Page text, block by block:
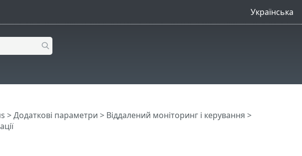
Українська
>Додаткові параметри > Віддалений моніторинг і керування >